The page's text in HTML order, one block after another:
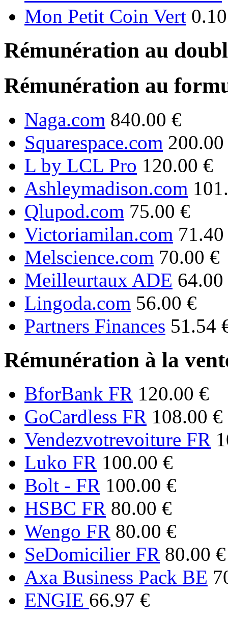
Mon Petit Coin Vert
Rémunération au
Rémunération au
Naga.com 840.00 €
Squarespace.com
L by LCL Pro 120.00 €
Ashleymadison.com
Qlupod.com 75.00 €
Victoriamilan.com
Melscience.com 70.00 €
Meilleurtaux ADE 64.00
Lingoda.com 56.00 €
Partners Finances 51.54
Rémunération à la
BforBank FR 120.00 €
GoCardless FR 108.00 €
Vendezvotrevoiture FR
Luko FR 100.00 €
Bolt - FR 100.00 €
HSBC FR 80.00 €
Wengo FR 80.00 €
SeDomicilier FR 80.00 €
Axa Business Pack BE
ENGIE 66.97 €